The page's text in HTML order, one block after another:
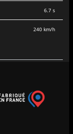
6.7 s
240 km/h